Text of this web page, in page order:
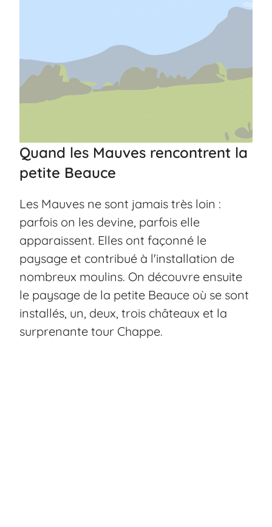
Quand les Mauves rencontrent la
petite Beauce
Les Mauves ne sont jamais très loin :
parfois on les devine, parfois elle
apparaissent. Elles ont façonné le
paysage et contribué à l'installation de
nombreux moulins. On découvre ensuite
le paysage de la petite Beauce où se sont
installés, un, deux, trois châteaux et la
surprenante tour Chappe.